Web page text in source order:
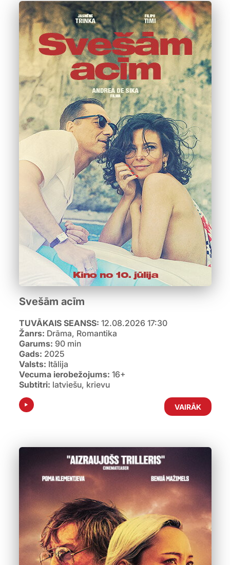
Svešām acīm
TUVĀKAIS SEANSS: 12.08.2026 17:30
Žanrs: Drāma, Romantika
Garums: 90 min
Gads: 2025
Valsts: Itālija
Vecuma ierobežojums: 16+
Subtitri: latviešu, krievu
VAIRĀK